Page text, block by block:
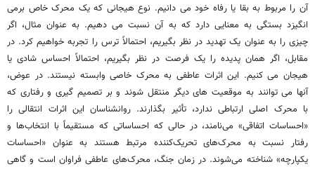
آن را مربوط به بقا یا رفاه خود می دانیم. نوع هیجانی که یک محرک خاص برمی
انگیزد بستگی به معنایی دارد که به آن نسبت می دهیم. به عنوان مثال، اگر
چیزی را به عنوان یک تهدید در نظر بگیریم، احتمالاً ترس را تجربه خواهیم کرد. در
مقابل، اگر همان پدیده را یک فرصت در نظر بگیریم، احتمالاً احساس شادی یا
هیجان می کنیم. این اثرات عاطفی به محرک خاصی وابسته نیستند. در عوض،
آنها می توانند به موقعیت های دیگر منتقل شوند و بر تصمیم گیری و رفتاری که
با محرک اصلی ارتباطی ندارد، تأثیر بگذارند. روانشناسان این اثرات انتقالی را
«احساسات اتفاقی» می‌نامند، در حالی که احساساتی که مستقیماً با انتخاب‌ها و
رفتار نسبت به محرک‌های تحریک‌کننده مرتبط هستند به عنوان «احساسات
یکپارچه» شناخته می‌شوند. در زمان جنگ، محرک‌های عاطفی فراوان است و گاهی